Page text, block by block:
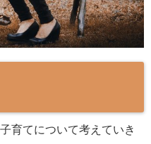
育てについて考えていき